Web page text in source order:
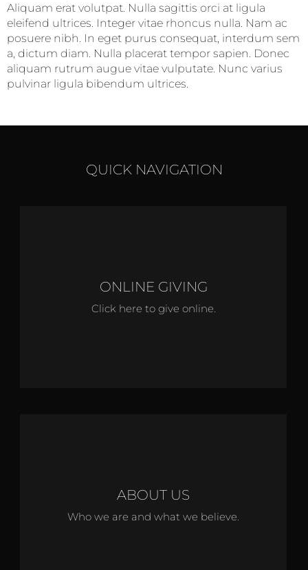
Aliquam erat volutpat. Nulla sagittis orci at ligula
eleifend ultrices. Integer vitae rhoncus nulla. Nam ac
posuere nibh. In eget purus consequat, interdum sem
a, dictum diam. Nulla placerat tempor sapien. Donec
aliquam rutrum augue vitae vulputate. Nunc varius
pulvinar ligula bibendum ultrices.
QUICK NAVIGATION
ONLINE GIVING
Click here to give online.
ABOUT US
Who we are and what we believe.